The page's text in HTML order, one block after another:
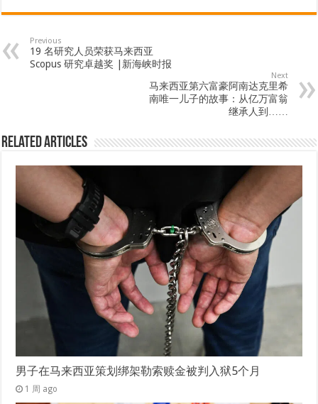
Previous
19 名研究人员荣获马来西亚
Scopus 研究卓越奖 |新海峡时报
Next
马来西亚第六富豪阿南达克里希
南唯一儿子的故事：从亿万富翁
继承人到……
Related Articles
男子在马来西亚策划绑架勒索赎金被判入狱5个月
1 周 ago